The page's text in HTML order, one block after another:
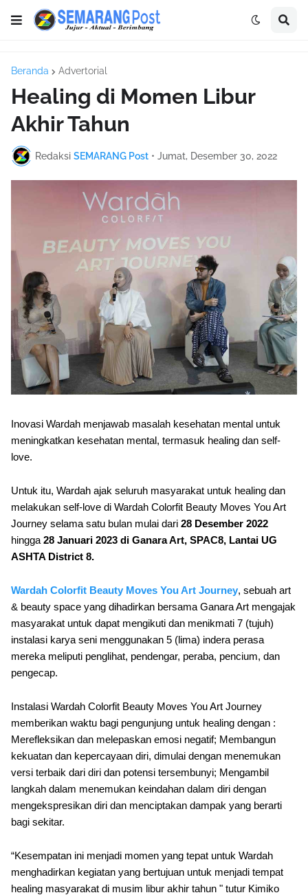
Beranda Advertorial
Healing di Momen Libur
Akhir Tahun
Redaksi SEMARANG Post • Jumat, Desember 30, 2022
Inovasi Wardah menjawab masalah kesehatan mental untuk
meningkatkan kesehatan mental, termasuk healing dan self-
love.
Untuk itu, Wardah ajak seluruh masyarakat untuk healing dan
melakukan self-love di Wardah Colorfit Beauty Moves You Art
Journey selama satu bulan mulai dari 28 Desember 2022
hingga 28 Januari 2023 di Ganara Art, SPAC8, Lantai UG
ASHTA District 8.
Wardah Colorfit Beauty Moves You Art Journey, sebuah art
& beauty space yang dihadirkan bersama Ganara Art mengajak
masyarakat untuk dapat mengikuti dan menikmati 7 (tujuh)
instalasi karya seni menggunakan 5 (lima) indera perasa
mereka meliputi penglihat, pendengar, peraba, pencium, dan
pengecap.
Instalasi Wardah Colorfit Beauty Moves You Art Journey
memberikan waktu bagi pengunjung untuk healing dengan :
Merefleksikan dan melepaskan emosi negatif; Membangun
kekuatan dan kepercayaan diri, dimulai dengan menemukan
versi terbaik dari diri dan potensi tersembunyi; Mengambil
langkah dalam menemukan keindahan dalam diri dengan
mengekspresikan diri dan menciptakan dampak yang berarti
bagi sekitar.
“Kesempatan ini menjadi momen yang tepat untuk Wardah
menghadirkan kegiatan yang bertujuan untuk menjadi tempat
healing masyarakat di musim libur akhir tahun " tutur Kimiko